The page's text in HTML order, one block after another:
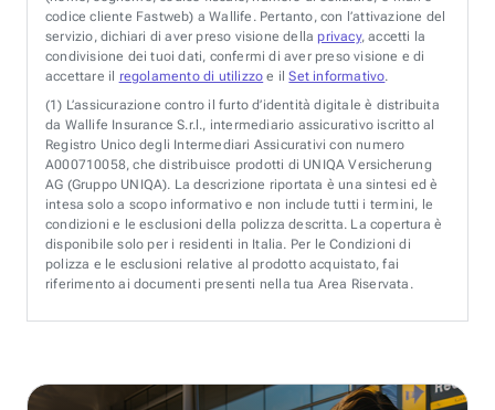
codice cliente Fastweb) a Wallife. Pertanto, con l’attivazione del
servizio, dichiari di aver preso visione della privacy, accetti la
condivisione dei tuoi dati, confermi di aver preso visione e di
accettare il regolamento di utilizzo e ilSet informativo.
(1) L’assicurazione contro il furto d’identità digitale è distribuita
da Wallife Insurance S.r.l., intermediario assicurativo iscritto al
Registro Unico degli Intermediari Assicurativi con numero
A000710058, che distribuisce prodotti di UNIQA Versicherung
AG (Gruppo UNIQA). La descrizione riportata è una sintesi ed è
intesa solo a scopo informativo e non include tutti i termini, le
condizioni e le esclusioni della polizza descritta. La copertura è
disponibile solo per i residenti in Italia. Per le Condizioni di
polizza e le esclusioni relative al prodotto acquistato, fai
riferimento ai documenti presenti nella tua Area Riservata.